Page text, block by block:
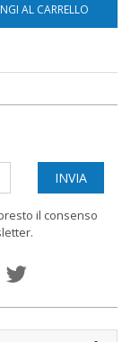
AL CARRELLO
il consenso